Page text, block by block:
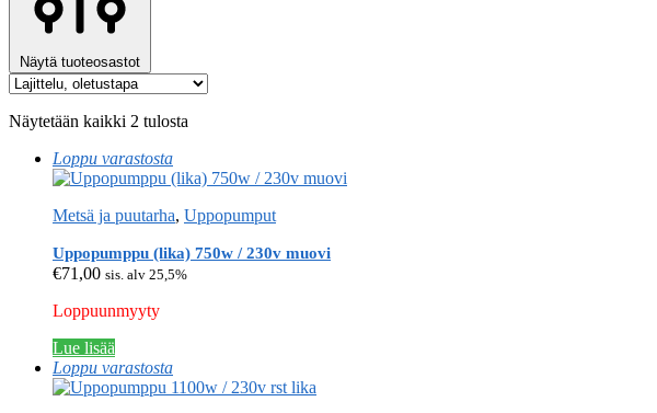
Näytä tuoteosastot
Näytetään kaikki 2 tulosta
Loppu varastosta
Metsä ja puutarha, Uppopumput
Uppopumppu (lika) 750w / 230v muovi
€71,00 sis. alv 25,5%
Loppuunmyyty
Lue lisää
Loppu varastosta